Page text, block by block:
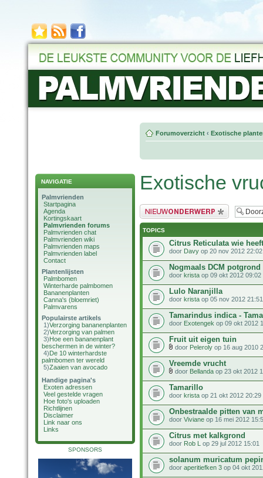
NAVIGATIE
Palmvrienden
Startpagina
Agenda
Kortingskaart
Palmvrienden forums
Palmvrienden chat
Palmvrienden wiki
Palmvrienden maps
Palmvrienden label
Contact
Plantenlijsten
Palmbomen
Winterharde palmbomen
Bananenplanten
Canna's (bloemriet)
Palmvarens
Populairste artikels
1)Verzorging bananenplanten
2)Verzorging van palmen
3)Hoe een bananenplant
beschermen in de winter?
4)De 10 winterhardste
palmbomen ter wereld
5)Zaaien van avocado
Handige pagina's
Exoten adressen
Veel gestelde vragen
Hoe foto's uploaden
Richtlijnen
Disclaimer
Link naar ons
Links
SPONSORS
Forumoverzicht ‹ Exotische
Exotische
Plaats een nieuw bericht
TOPICS
Citrus Reticulata wie
door Davy op 20 nov 2012 22:02
Nogmaals DCM potgrond
door krista op 09 okt 2012 09:02
Lulo Naranjilla
door krista op 05 nov 2012 21:51
Tamarindus indica -
door Exotengek op 09 okt 2012
Fruit uit eigen tuin
door Peleroly op 16 aug 2010
Vreemde vrucht
door Bellanda op 23 okt 2012
Tamarillo
door krista op 21 okt 2012 20:29
Onbestraalde pitten van
door Viviane op 16 mei 2012
Citrus met kalkgrond
door Rob L op 29 jul 2012 15:01
solanum muricatum
door aperitiefken 3 op 04 okt